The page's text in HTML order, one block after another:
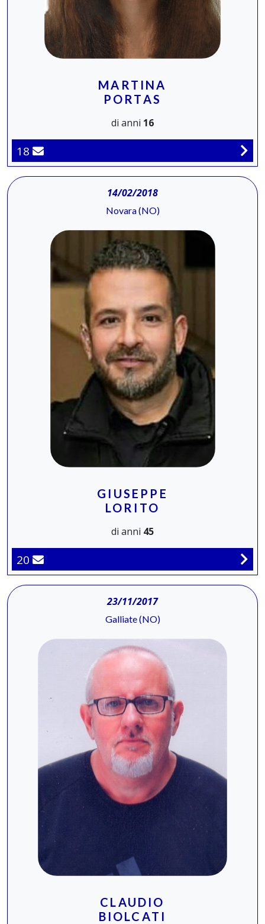
MARTINA
PORTAS
di anni 16
18
14/02/2018
Novara (NO)
GIUSEPPE
LORITO
di anni 45
20
23/11/2017
Galliate (NO)
CLAUDIO
BIOLCATI